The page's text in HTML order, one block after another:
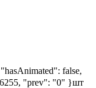
false,
"prev": "0" }шт